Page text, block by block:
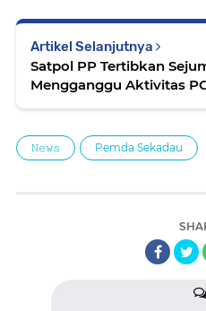
Artikel Selanjutnya
Satpol PP Tertibkan
Mengganggu Aktivitas
𝙽𝚎𝚠𝚜 Pemda Sekadau